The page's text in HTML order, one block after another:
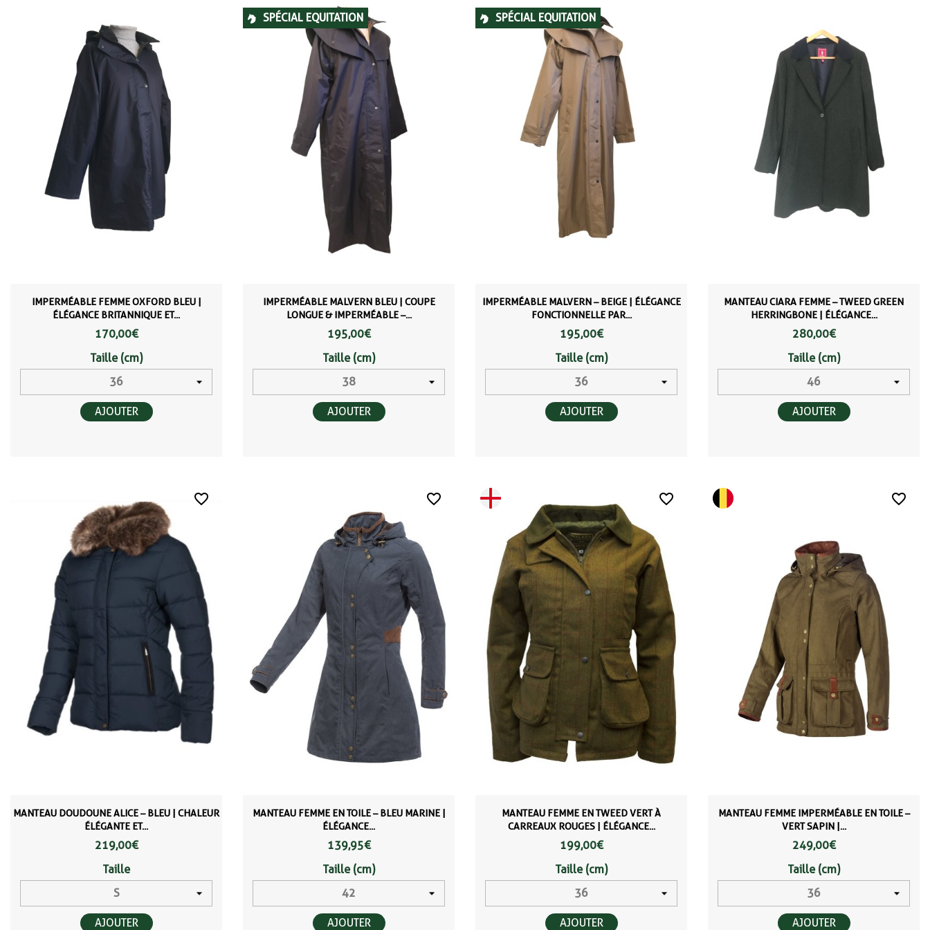
IMPERMÉABLE FEMME OXFORD BLEU |
ÉLÉGANCE BRITANNIQUE ET...
170,00 €
Taille (cm)
AJOUTER
IMPERMÉABLE MALVERN BLEU | COUPE
LONGUE & IMPERMÉABLE –...
195,00 €
Taille (cm)
AJOUTER
SPÉCIAL EQUITATION
IMPERMÉABLE MALVERN – BEIGE | ÉLÉGANCE
FONCTIONNELLE PAR...
195,00 €
Taille (cm)
AJOUTER
SPÉCIAL EQUITATION
MANTEAU CIARA FEMME – TWEED GREEN
HERRINGBONE | ÉLÉGANCE...
280,00 €
Taille (cm)
AJOUTER
MANTEAU DOUDOUNE ALICE – BLEU | CHALEUR
ÉLÉGANTE ET...
219,00 €
Taille
AJOUTER
favorite_border
MANTEAU FEMME EN TOILE – BLEU MARINE |
ÉLÉGANCE...
139,95 €
Taille (cm)
AJOUTER
favorite_border
MANTEAU FEMME EN TWEED VERT À
CARREAUX ROUGES | ÉLÉGANCE...
199,00 €
Taille (cm)
AJOUTER
favorite_border
MANTEAU FEMME IMPERMÉABLE EN TOILE –
VERT SAPIN |...
249,00 €
Taille (cm)
AJOUTER
favorite_border